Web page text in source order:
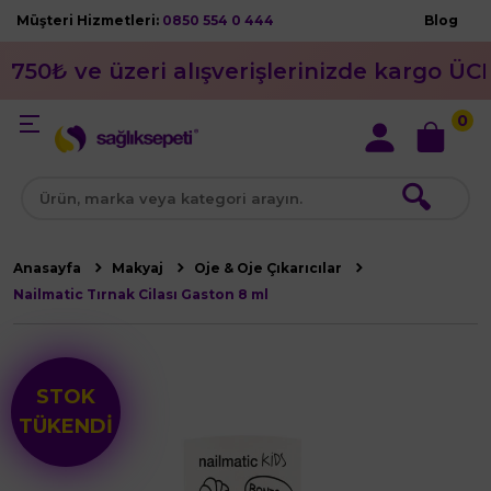
Müşteri Hizmetleri: 0850 554 0 444 Blog
750₺ ve üzeri alışverişlerinizde kargo
🔍
0
Anasayfa Makyaj
Oje & Oje Çıkarıcılar
Nailmatic Tırnak Cilası Gaston 8 ml
STOK
TÜKENDİ